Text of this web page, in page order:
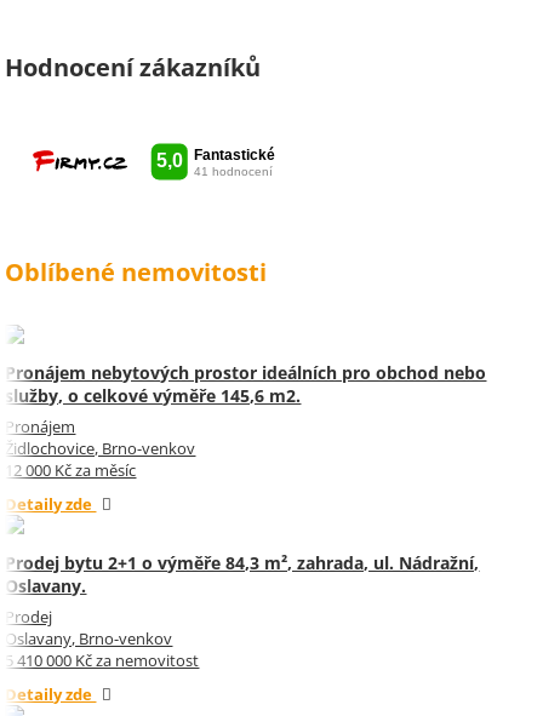
Hodnocení zákazníků
Oblíbené nemovitosti
Pronájem nebytových prostor ideálních pro obchod nebo
služby, o celkové výměře 145,6 m2.
Pronájem
Židlochovice, Brno-venkov
12 000 Kč za měsíc
Detaily zde
Prodej bytu 2+1 o výměře 84,3 m², zahrada, ul. Nádražní,
Oslavany.
Prodej
Oslavany, Brno-venkov
5 410 000 Kč za nemovitost
Detaily zde